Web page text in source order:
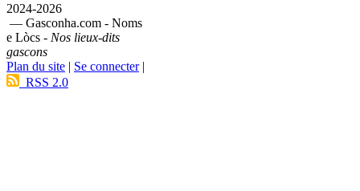
2024-2026
— Gasconha.com - Noms
e Lòcs - Nos lieux-dits
gascons
Plan du site | Se connecter|
RSS 2.0